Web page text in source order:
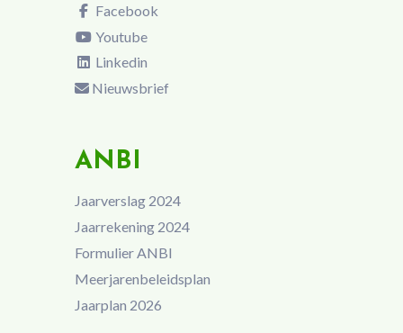
Facebook
Youtube
Linkedin
Nieuwsbrief
ANBI
Jaarverslag 2024
Jaarrekening 2024
Formulier ANBI
Meerjarenbeleidsplan
Jaarplan 2026